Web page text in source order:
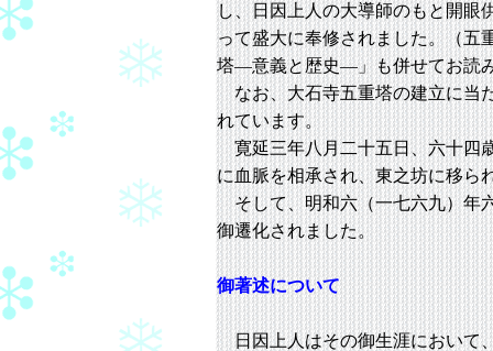
し、日因上人の大導師のもと開眼
って盛大に奉修されました。（五
塔―意義と歴史―」も併せてお読
なお、大石寺五重塔の建立に当
れています。
寛延三年八月二十五日、六十四
に血脈を相承され、東之坊に移ら
そして、明和六（一七六九）年
御遷化されました。
御著述について
日因上人はその御生涯において